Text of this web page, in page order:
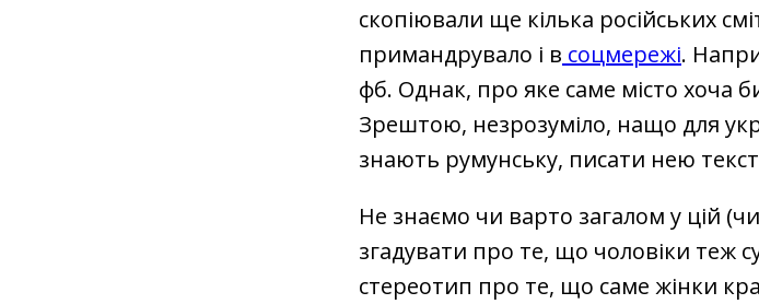
скопіювали ще кілька російських
примандрувало і в соцмережі.
фб. Однак, про яке саме місто хоча
Зрештою, незрозуміло, нащо для
знають румунську, писати нею
Не знаємо чи варто загалом у цій (чи
згадувати про те, що чоловіки теж
стереотип про те, що саме жінки